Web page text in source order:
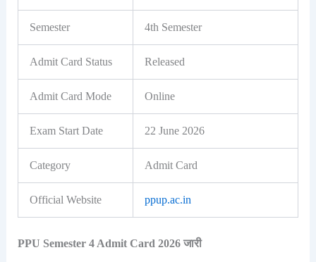
Semester 4th Semester
Admit Card Status Released
Admit Card Mode Online
Exam Start Date 22 June 2026
Category Admit Card
Official Website ppup.ac.in
PPU Semester 4 Admit Card 2026 जारी